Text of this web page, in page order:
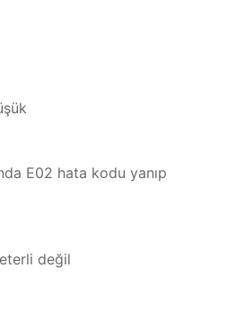
E02 hata kodu yanıp
değil